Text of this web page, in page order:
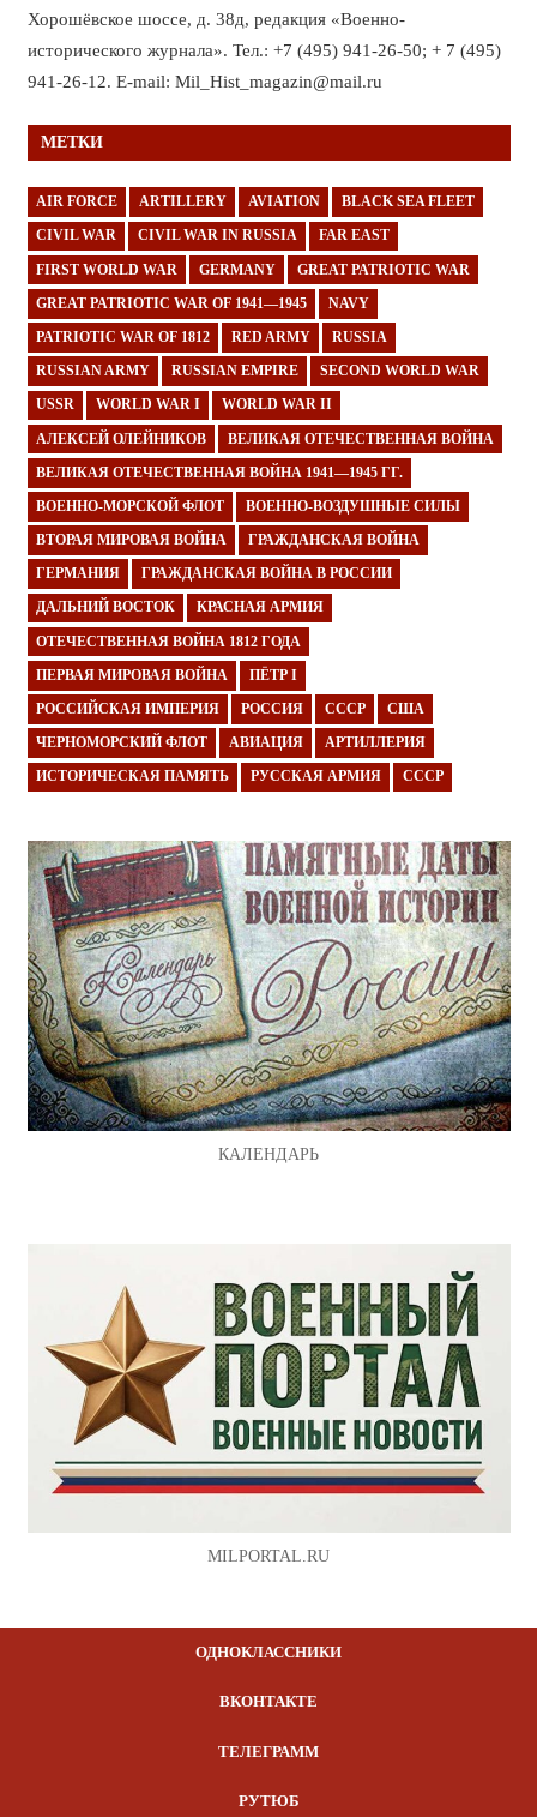
Хорошёвское шоссе, д. 38д, редакция «Военно-
исторического журнала». Тел.: +7 (495) 941-26-50; + 7 (495)
941-26-12. E-mail: Mil_Hist_magazin@mail.ru
МЕТКИ
AIR FORCE ARTILLERY AVIATION BLACK SEA FLEET
CIVIL WAR CIVIL WAR IN RUSSIA FAR EAST
FIRST WORLD WAR GERMANY GREAT PATRIOTIC WAR
GREAT PATRIOTIC WAR OF 1941—1945 NAVY
PATRIOTIC WAR OF 1812 RED ARMY RUSSIA
RUSSIAN ARMY RUSSIAN EMPIRE SECOND WORLD WAR
USSR WORLD WAR I WORLD WAR II
АЛЕКСЕЙ ОЛЕЙНИКОВ ВЕЛИКАЯ ОТЕЧЕСТВЕННАЯ ВОЙНА
ВЕЛИКАЯ ОТЕЧЕСТВЕННАЯ ВОЙНА 1941—1945 ГГ.
ВОЕННО-МОРСКОЙ ФЛОТ ВОЕННО-ВОЗДУШНЫЕ СИЛЫ
ВТОРАЯ МИРОВАЯ ВОЙНА ГРАЖДАНСКАЯ ВОЙНА
ГЕРМАНИЯ ГРАЖДАНСКАЯ ВОЙНА В РОССИИ
ДАЛЬНИЙ ВОСТОК КРАСНАЯ АРМИЯ
ОТЕЧЕСТВЕННАЯ ВОЙНА 1812 ГОДА
ПЕРВАЯ МИРОВАЯ ВОЙНА ПЁТР I
РОССИЙСКАЯ ИМПЕРИЯ РОССИЯ СССР США
ЧЕРНОМОРСКИЙ ФЛОТ АВИАЦИЯ АРТИЛЛЕРИЯ
ИСТОРИЧЕСКАЯ ПАМЯТЬ РУССКАЯ АРМИЯ СССР
КАЛЕНДАРЬ
MILPORTAL.RU
ОДНОКЛАССНИКИ
ВКОНТАКТЕ
ТЕЛЕГРАММ
РУТЮБ